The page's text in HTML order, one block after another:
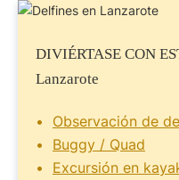
DIVIÉRTASE CON
Lanzarote
Observación de
Buggy / Quad
Excursión en